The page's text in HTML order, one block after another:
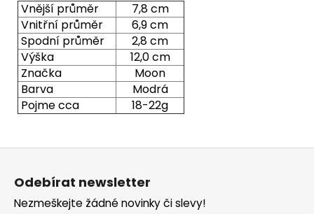
Vnější průměr
7,8 cm
Vnitřní průměr
6,9 cm
Spodní průměr
2,8 cm
Výška
12,0 cm
Značka
Moon
Barva
Modrá
Pojme cca
18-22g
Odebírat newsletter
Nezmeškejte žádné novinky či slevy!